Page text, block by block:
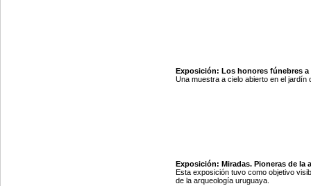
Exposición: Los honores fúnebres a
Una muestra a cielo abierto en el jardín
Exposición: Miradas. Pioneras de la
Esta exposición tuvo como objetivo
de la arqueología uruguaya.